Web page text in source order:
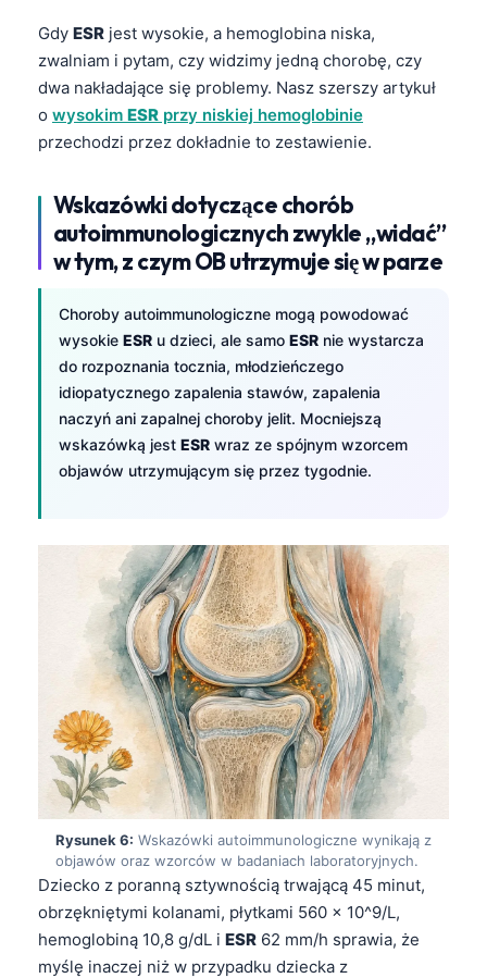
Gdy ESR jest wysokie, a hemoglobina niska,
zwalniam i pytam, czy widzimy jedną chorobę, czy
dwa nakładające się problemy. Nasz szerszy artykuł
o wysokim ESR przy niskiej hemoglobinie
przechodzi przez dokładnie to zestawienie.
Wskazówki dotyczące chorób
autoimmunologicznych zwykle „widać”
w tym, z czym OB utrzymuje się w parze
Choroby autoimmunologiczne mogą powodować
wysokie ESR u dzieci, ale samo ESR nie wystarcza
do rozpoznania tocznia, młodzieńczego
idiopatycznego zapalenia stawów, zapalenia
naczyń ani zapalnej choroby jelit. Mocniejszą
wskazówką jest ESR wraz ze spójnym wzorcem
objawów utrzymującym się przez tygodnie.
Rysunek 6: Wskazówki autoimmunologiczne wynikają z
objawów oraz wzorców w badaniach laboratoryjnych.
Dziecko z poranną sztywnością trwającą 45 minut,
obrzękniętymi kolanami, płytkami 560 x 10^9/L,
hemoglobiną 10,8 g/dL i ESR 62 mm/h sprawia, że
myślę inaczej niż w przypadku dziecka z
සිංහල
অসমীয়া
Latviešu valoda
Македонски јазик
Euskara
Gàidhlig
Occitan
العربية المغربية
Afrikaans
Монгол
ພາສາລາວ
Cebuano
ئۇيغۇرچە
Кыргызча
Татар теле
Беларуская мова
Frysk
Ślōnskŏ gŏdka
Norsk bokmål